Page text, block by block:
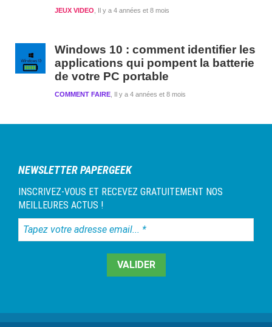
Il y a 4 années et 8 mois
JEUX VIDEO
Windows 10 : comment identifier les
applications qui pompent la batterie
de votre PC portable
Il y a 4 années et 8 mois
COMMENT FAIRE
NEWSLETTER PAPERGEEK
INSCRIVEZ-VOUS ET RECEVEZ GRATUITEMENT NOS
MEILLEURES ACTUS !
Tapez
votre